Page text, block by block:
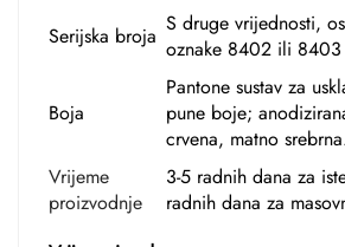
Serijska broja S druge vrijednosti,
oznake 8402 ili 8403
Boja
Pantone sustav za
pune boje;
crvena, matno
Vrijeme
proizvodnje
3-5 radnih dana za
radnih dana za